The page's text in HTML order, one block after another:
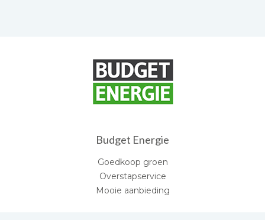
Budget Energie
Goedkoop groen
Overstapservice
Mooie aanbieding